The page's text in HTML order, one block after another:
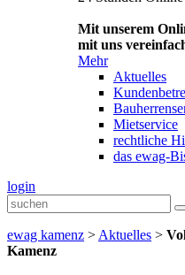
Mit unserem
mit uns
Mehr
Aktuelles
Mietservice
rechtliche
das ewag-
login
ewag kamenz > Aktuelles >
Kamenz